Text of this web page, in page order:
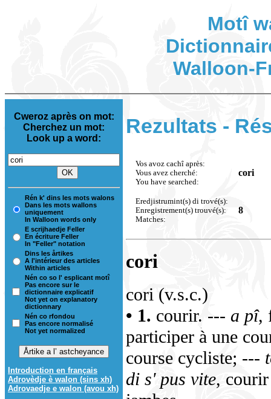
Motî
Walloon-
Cweroz après on mot:
Cherchez un mot:
Look up a word:
Rén k' dins les mots walons
Dans les mots wallons
uniquement
In Walloon words only
E scrijhaedje Feller
En écriture Feller
In "Feller" notation
Dins les årtikes
A l'intérieur des articles
Within articles
Nén co so l' esplicant motî
Pas encore sur le
dictionnaire explicatif
Not yet on explanatory
dictionnary
Nén co rfondou
Pas encore normalisé
Not yet normalized
Introduction en français
Adrovèdje è walon (sins xh)
Adrovaedje e walon (avou xh)
Rezultats -
Vos avoz cachî après:
Vous avez cherché:
You have searched:
cori
Eredjistrumint(s) di trové(s):
Enregistrement(s) trouvé(s):
Matches:
8
cori
cori (v.s.c.)
• 1. courir. --- a pî,
participer à une
course cycliste; ---
di s' pus vite, courir